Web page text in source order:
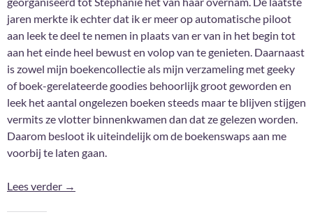
jaren merkte ik echter dat ik er meer op automatische piloot
aan leek te deel te nemen in plaats van er van in het begin tot
aan het einde heel bewust en volop van te genieten. Daarnaast
is zowel mijn boekencollectie als mijn verzameling met geeky
of boek-gerelateerde goodies behoorlijk groot geworden en
leek het aantal ongelezen boeken steeds maar te blijven stijgen
vermits ze vlotter binnenkwamen dan dat ze gelezen worden.
Daarom besloot ik uiteindelijk om de boekenswaps aan me
voorbij te laten gaan.
Lees verder To swap or not to swap + mijn favoriete aanwinsten
→